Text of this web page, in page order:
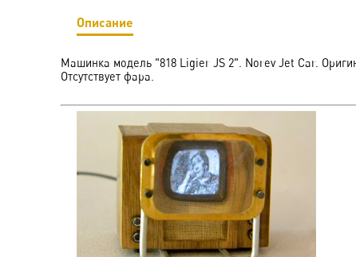
Описание
Машинка модель "818 Ligier JS 2". Norev Jet Car.
Отсутствует фара.